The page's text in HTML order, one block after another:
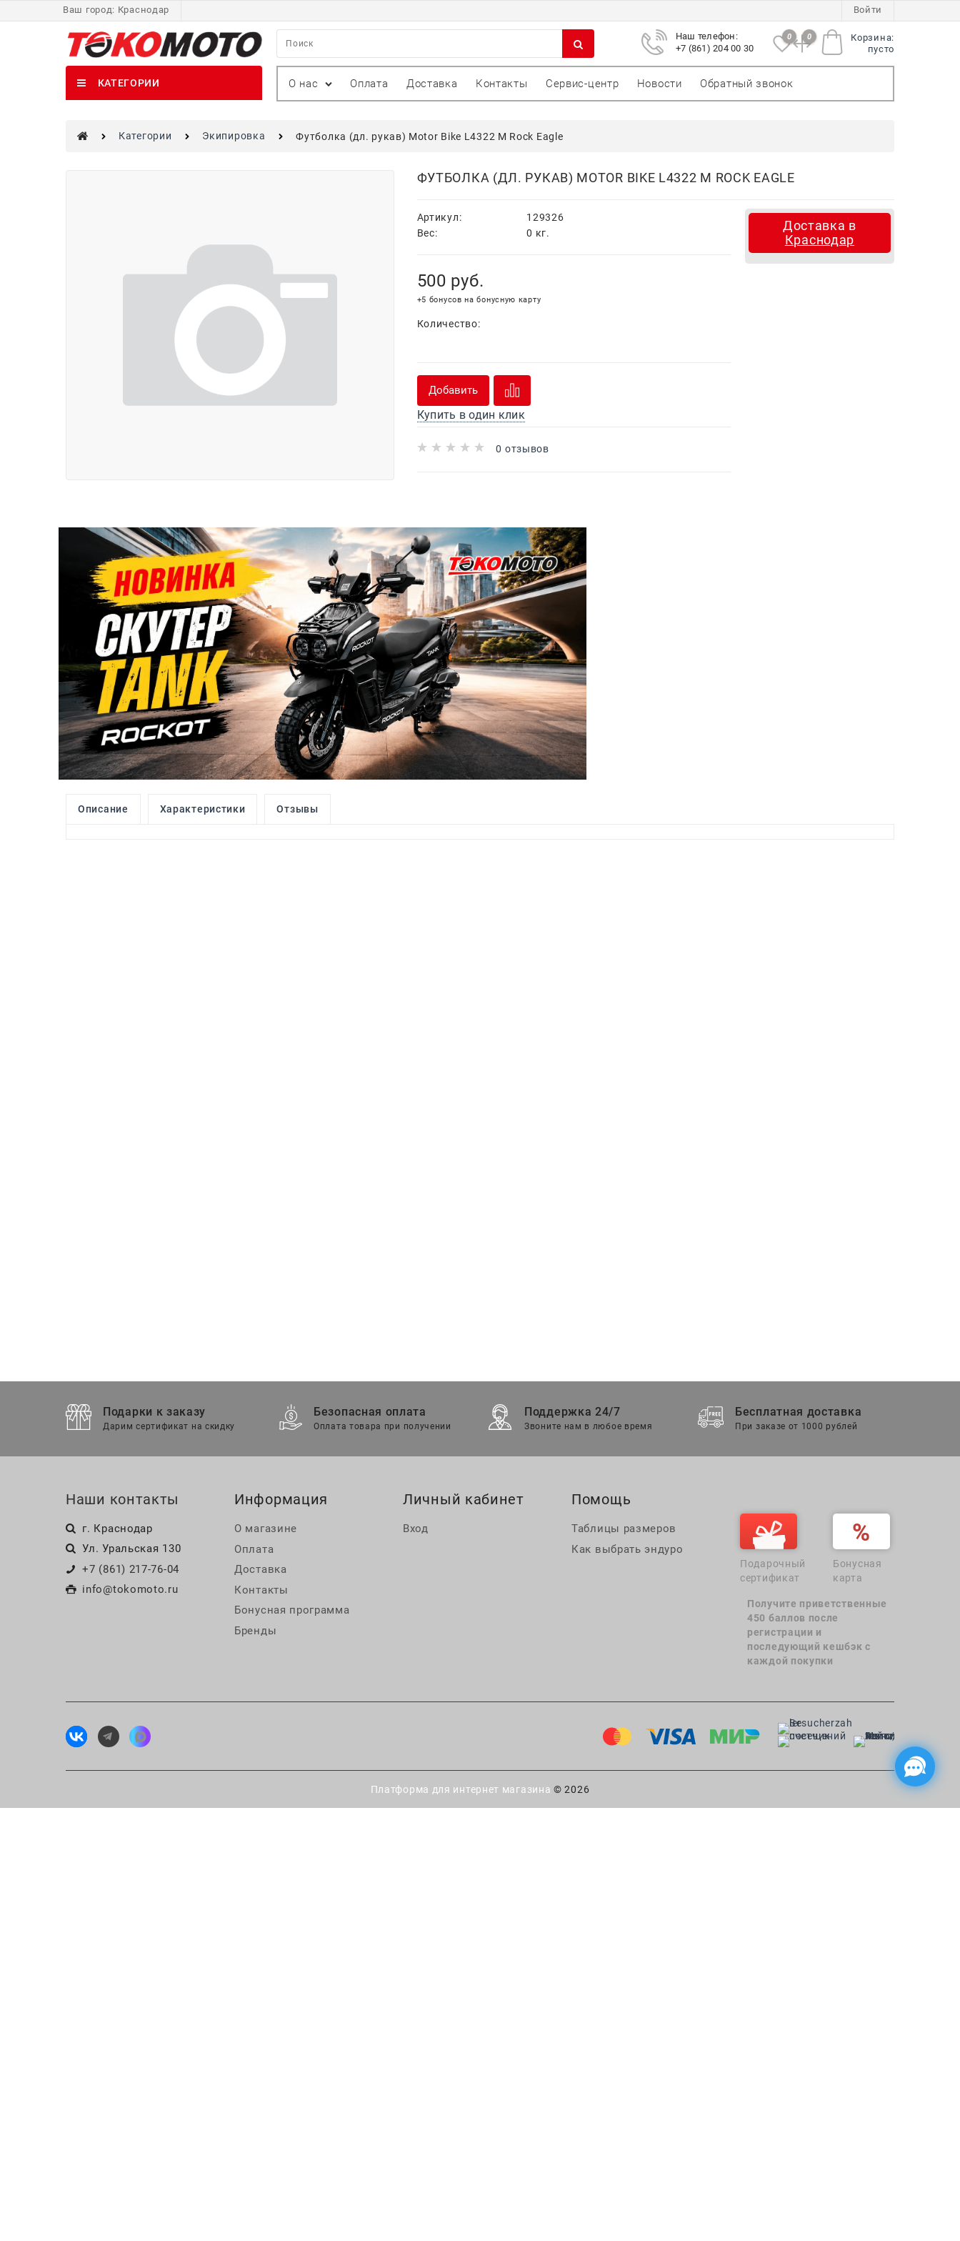
Ваш город: Краснодар Войти
Корзина:
пусто
0 0
Наш телефон:
+7 (861) 204 00 30
КАТЕГОРИИ О нас Оплата Доставка Контакты Сервис-центр Новости Обратный звонок
Категории Экипировка Футболка (дл. рукав) Motor Bike L4322 M Rock Eagle
ФУТБОЛКА (ДЛ. РУКАВ) MOTOR BIKE L4322 M ROCK EAGLE
Артикул:
129326
Вес:
0 кг.
500 руб.
+5 бонусов на бонусную карту
Количество:
Добавить
Купить в один клик
0 отзывов
Доставка в
Краснодар
Описание Характеристики Отзывы
Подарки к заказу
Дарим сертификат на скидку
Безопасная оплата
Оплата товара при получении
Поддержка 24/7
Звоните нам в любое время
Бесплатная доставка
При заказе от 1000 рублей
Наши контакты
г. Краснодар
Ул. Уральская 130
+7 (861) 217-76-04
info@tokomoto.ru
Информация
О магазине
Оплата
Доставка
Контакты
Бонусная программа
Бренды
Личный кабинет
Вход
Помощь
Таблицы размеров
Как выбрать эндуро
Подарочный
сертификат
Бонусная
карта
Получите приветственные
450 баллов после
регистрации и
последующий кешбэк с
каждой покупки
Платформа для интернет магазина © 2026